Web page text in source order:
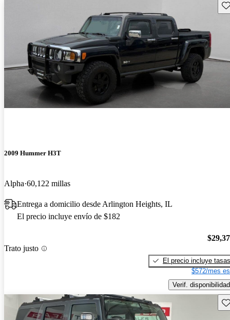
2009 Hummer H3T
Alpha 60,122 millas
Entrega a domicilio desde Arlington Heights, IL
El precio incluye envío de $182
Trato justo
El precio incluye tasas
$572/mes
Verif. disponibilidad